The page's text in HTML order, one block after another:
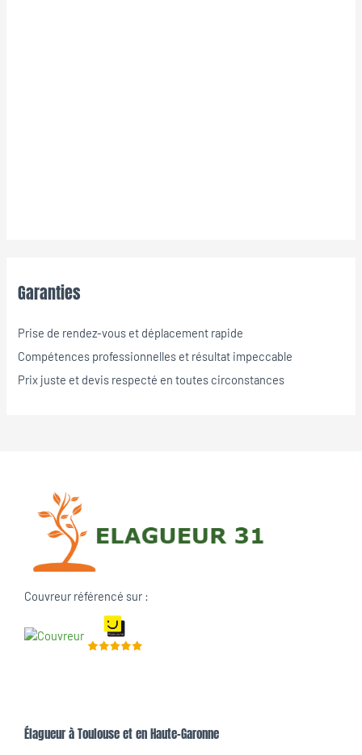
Garanties
Prise de rendez-vous et déplacement rapide
Compétences professionnelles et résultat impeccable
Prix juste et devis respecté en toutes circonstances
Couvreur référencé sur :
Élagueur à Toulouse et en Haute-Garonne